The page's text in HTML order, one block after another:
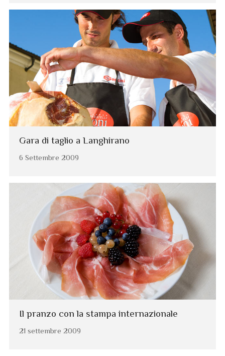
Gara di taglio a Langhirano
6 Settembre 2009
Il pranzo con la stampa internazionale
21 settembre 2009